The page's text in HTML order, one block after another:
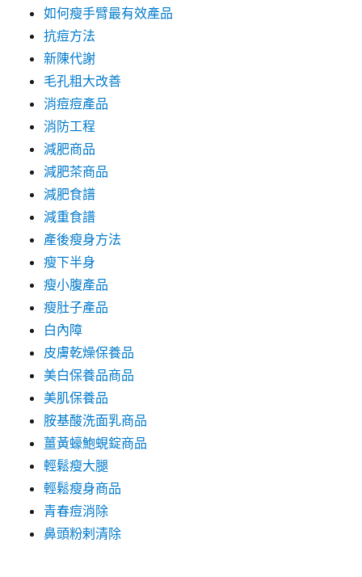
如何瘦手臂最有效產品
抗痘方法
新陳代謝
毛孔粗大改善
消痘痘產品
消防工程
減肥商品
減肥茶商品
減肥食譜
減重食譜
產後瘦身方法
瘦下半身
瘦小腹產品
瘦肚子產品
白內障
皮膚乾燥保養品
美白保養品商品
美肌保養品
胺基酸洗面乳商品
薑黃蠔鮑蜆錠商品
輕鬆瘦大腿
輕鬆瘦身商品
青春痘消除
鼻頭粉剌清除